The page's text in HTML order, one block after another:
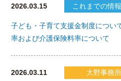
2026.03.15 これまでの情
子ども・子育て支援金制度につい
率および介護保険料率について
2026.03.11 大野事務